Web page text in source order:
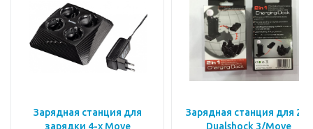
Зарядная станция для
зарядки 4-х Move
Зарядная станция для 2-х
Dualshock 3/Move